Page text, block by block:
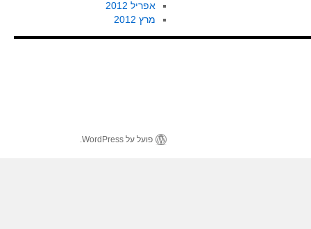
אפריל 2012
מרץ 2012
פועל על WordPress.